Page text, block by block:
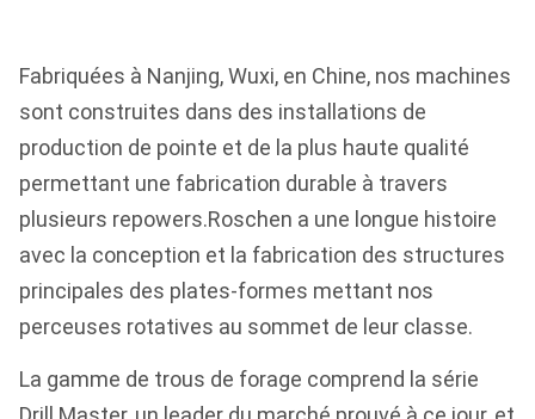
Fabriquées à Nanjing, Wuxi, en Chine, nos machines
sont construites dans des installations de
production de pointe et de la plus haute qualité
permettant une fabrication durable à travers
plusieurs repowers.Roschen a une longue histoire
avec la conception et la fabrication des structures
principales des plates-formes mettant nos
perceuses rotatives au sommet de leur classe.
La gamme de trous de forage comprend la série